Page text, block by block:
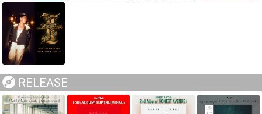
RELEASE